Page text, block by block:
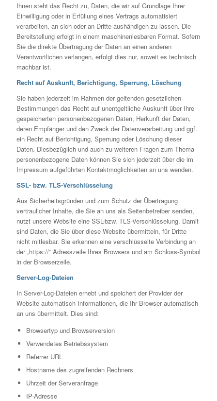
Ihnen steht das Recht zu, Daten, die wir auf Grundlage Ihrer
Einwilligung oder in Erfüllung eines Vertrags automatisiert
verarbeiten, an sich oder an Dritte aushändigen zu lassen. Die
Bereitstellung erfolgt in einem maschinenlesbaren Format. Sofern
Sie die direkte Übertragung der Daten an einen anderen
Verantwortlichen verlangen, erfolgt dies nur, soweit es technisch
machbar ist.
Recht auf Auskunft, Berichtigung, Sperrung, Löschung
Sie haben jederzeit im Rahmen der geltenden gesetzlichen
Bestimmungen das Recht auf unentgeltliche Auskunft über Ihre
gespeicherten personenbezogenen Daten, Herkunft der Daten,
deren Empfänger und den Zweck der Datenverarbeitung und ggf.
ein Recht auf Berichtigung, Sperrung oder Löschung dieser
Daten. Diesbezüglich und auch zu weiteren Fragen zum Thema
personenbezogene Daten können Sie sich jederzeit über die im
Impressum aufgeführten Kontaktmöglichkeiten an uns wenden.
SSL- bzw. TLS-Verschlüsselung
Aus Sicherheitsgründen und zum Schutz der Übertragung
vertraulicher Inhalte, die Sie an uns als Seitenbetreiber senden,
nutzt unsere Website eine SSL-bzw. TLS-Verschlüsselung. Damit
sind Daten, die Sie über diese Website übermitteln, für Dritte
nicht mitlesbar. Sie erkennen eine verschlüsselte Verbindung an
der „https://“ Adresszeile Ihres Browsers und am Schloss-Symbol
in der Browserzeile.
Server-Log-Dateien
In Server-Log-Dateien erhebt und speichert der Provider der
Website automatisch Informationen, die Ihr Browser automatisch
an uns übermittelt. Dies sind:
Browsertyp und Browserversion
Verwendetes Betriebssystem
Referrer URL
Hostname des zugreifenden Rechners
Uhrzeit der Serveranfrage
IP-Adresse